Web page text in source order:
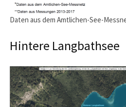
Daten aus dem Amtlichen-See-
Hintere Langbathsee